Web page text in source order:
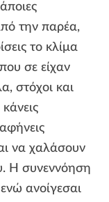
την παρέα,
το κλίμα
σε είχαν
στόχοι και
να χαλάσουν
Η συνεννόηση
ανοίγεσαι